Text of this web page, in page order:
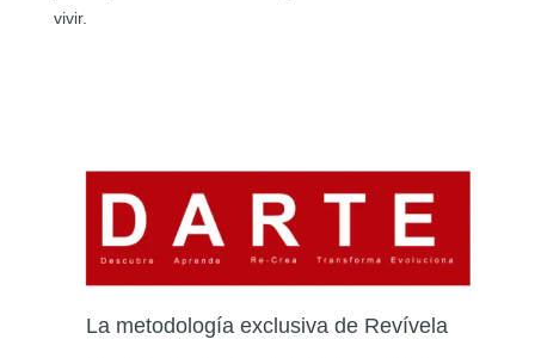
vivir.
La metodología exclusiva de Revívela